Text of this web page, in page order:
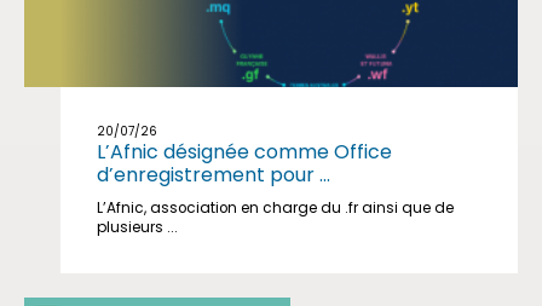
20/07/26
L’Afnic désignée comme Office
d’enregistrement pour ...
L’Afnic, association en charge du .fr ainsi que de
plusieurs ...